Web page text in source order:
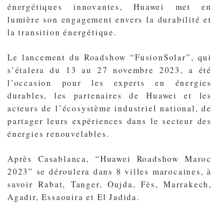
énergétiques innovantes, Huawei met en
lumière son engagement envers la durabilité et
la transition énergétique.
Le lancement du Roadshow “FusionSolar”, qui
s’étalera du 13 au 27 novembre 2023, a été
l’occasion pour les experts en énergies
durables, les partenaires de Huawei et les
acteurs de l’écosystème industriel national, de
partager leurs expériences dans le secteur des
énergies renouvelables.
Après Casablanca, “Huawei Roadshow Maroc
2023” se déroulera dans 8 villes marocaines, à
savoir Rabat, Tanger, Oujda, Fès, Marrakech,
Agadir, Essaouira et El Jadida.